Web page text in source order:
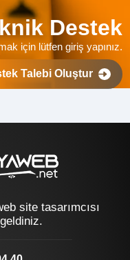
Destek
için lütfen giriş yapınız.
Talebi Oluştur
site tasarımcısı